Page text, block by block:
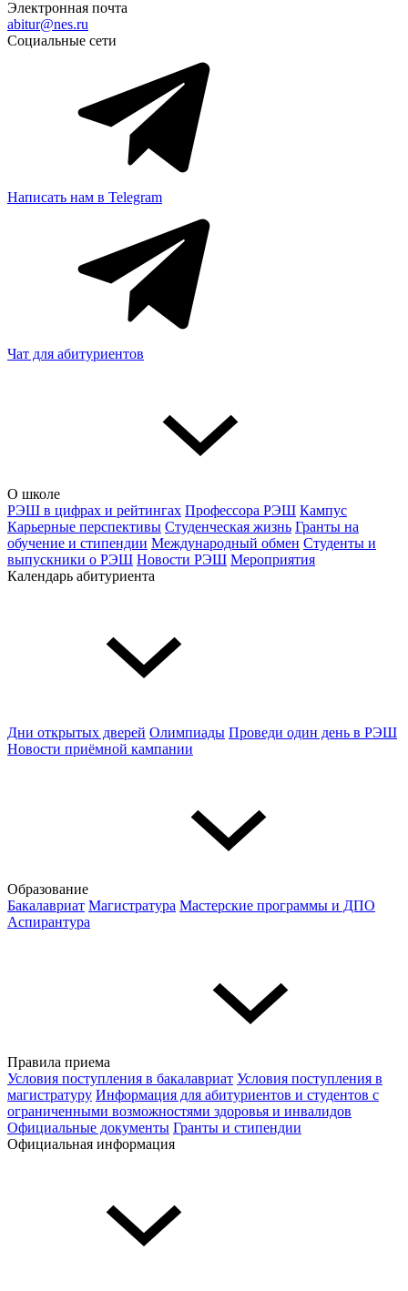
Электронная почта
abitur@nes.ru
Социальные сети
Написать нам в Telegram
Чат для абитуриентов
О школе
РЭШ в цифрах и рейтингах Профессора РЭШ Кампус
Карьерные перспективы Студенческая жизнь Гранты на
обучение и стипендии Международный обмен Студенты и
выпускники о РЭШ Новости РЭШ Мероприятия
Календарь абитуриента
Дни открытых дверей Олимпиады Проведи один день в РЭШ
Новости приёмной кампании
Образование
Бакалавриат Магистратура Мастерские программы и ДПО
Аспирантура
Правила приема
Условия поступления в бакалавриат Условия поступления в
магистратуру Информация для абитуриентов и студентов с
ограниченными возможностями здоровья и инвалидов
Официальные документы Гранты и стипендии
Официальная информация